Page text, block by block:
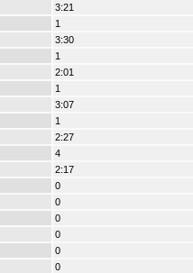
3:21
1
3:30
1
2:01
1
3:07
1
2:27
4
2:17
0
0
0
0
0
0